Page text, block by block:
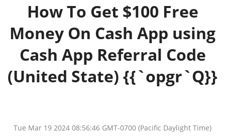
How To Get $100 Free
Money On Cash App using
Cash App Referral Code
(United State) {{`opgr`Q}}
Tue Mar 19 2024 08:56:46 GMT-0700 (Pacific Daylight Time)